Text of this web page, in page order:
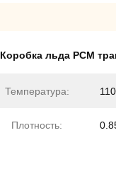
Коробка льда PCM
Температура:
Плотность: